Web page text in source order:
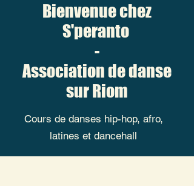
Bienvenue chez
S'peranto
-
Association de danse
sur Riom
Cours de danses hip-hop, afro,
latines et dancehall